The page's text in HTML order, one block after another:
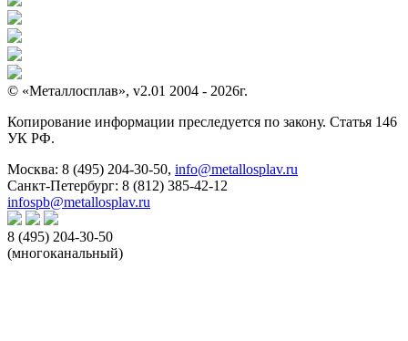
© «Металлосплав», v2.01 2004 - 2026г.
Копирование информации преследуется по закону. Статья 146
УК РФ.
Москва: 8 (495) 204-30-50, info@metallosplav.ru
Санкт-Петербург: 8 (812) 385-42-12
infospb@metallosplav.ru
8 (495) 204-30-50
(многоканальный)